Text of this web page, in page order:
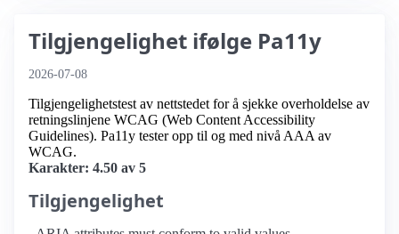
Tilgjengelighet ifølge Pa11y
2026-07-08
Tilgjengelighetstest av nettstedet for å sjekke overholdelse av
retningslinjene WCAG (Web Content Accessibility
Guidelines). Pa11y tester opp til og med nivå AAA av
WCAG.
Karakter: 4.50 av 5
Tilgjengelighet